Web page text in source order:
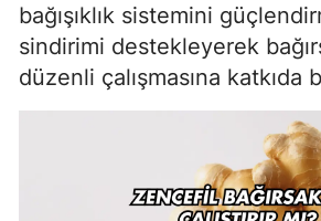
bağışıklık sistemini
sindirimi destekleyerek
düzenli çalışmasına katkıda